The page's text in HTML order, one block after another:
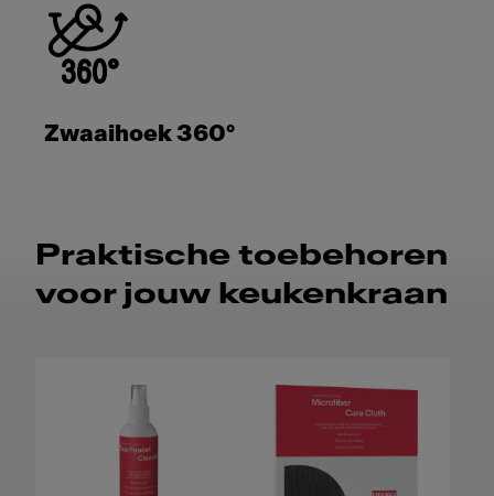
Zwaaihoek 360°
Praktische toebehoren
voor jouw keukenkraan